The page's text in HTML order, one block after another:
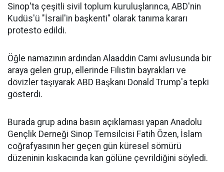
Sinop'ta çeşitli sivil toplum kuruluşlarınca, ABD'nin
Kudüs'ü "İsrail'in başkenti" olarak tanıma kararı
protesto edildi.
Öğle namazının ardından Alaaddin Cami avlusunda bir
araya gelen grup, ellerinde Filistin bayrakları ve
dövizler taşıyarak ABD Başkanı Donald Trump'a tepki
gösterdi.
Burada grup adına basın açıklaması yapan Anadolu
Gençlik Derneği Sinop Temsilcisi Fatih Özen, İslam
coğrafyasının her geçen gün küresel sömürü
düzeninin kıskacında kan gölüne çevrildiğini söyledi.